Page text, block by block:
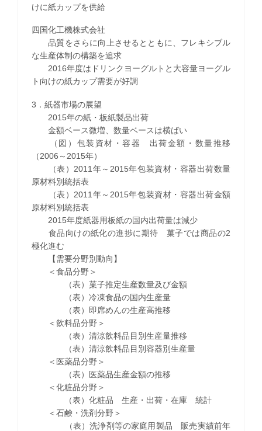
けに紙カップを供給
四国化工機株式会社
品質をさらに向上させるとともに、フレキシブル
な生産体制の構築を追求
2016年度はドリンクヨーグルトと大容量ヨーグル
ト向けの紙カップ需要が好調
3．紙器市場の展望
2015年の紙・板紙製品出荷
金額ベース微増、数量ベースは横ばい
（図）包装資材・容器 出荷金額・数量推移
（2006～2015年）
（表）2011年～2015年包装資材・容器出荷数量
原材料別統括表
（表）2011年～2015年包装資材・容器出荷金額
原材料別統括表
2015年度紙器用板紙の国内出荷量は減少
食品向けの紙化の進捗に期待 菓子では商品の2
極化進む
【需要分野別動向】
＜食品分野＞
（表）菓子推定生産数量及び金額
（表）冷凍食品の国内生産量
（表）即席めんの生産高推移
＜飲料品分野＞
（表）清涼飲料品目別生産量推移
（表）清涼飲料品目別容器別生産量
＜医薬品分野＞
（表）医薬品生産金額の推移
＜化粧品分野＞
（表）化粧品 生産・出荷・在庫 統計
＜石鹸・洗剤分野＞
（表）洗浄剤等の家庭用製品 販売実績前年